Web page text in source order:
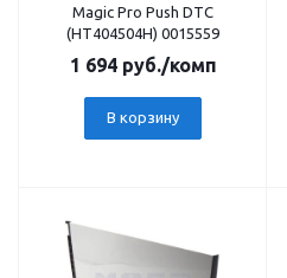
Magic Pro Push DTC
(НТ404504Н) 0015559
1 694руб./комп
В корзину